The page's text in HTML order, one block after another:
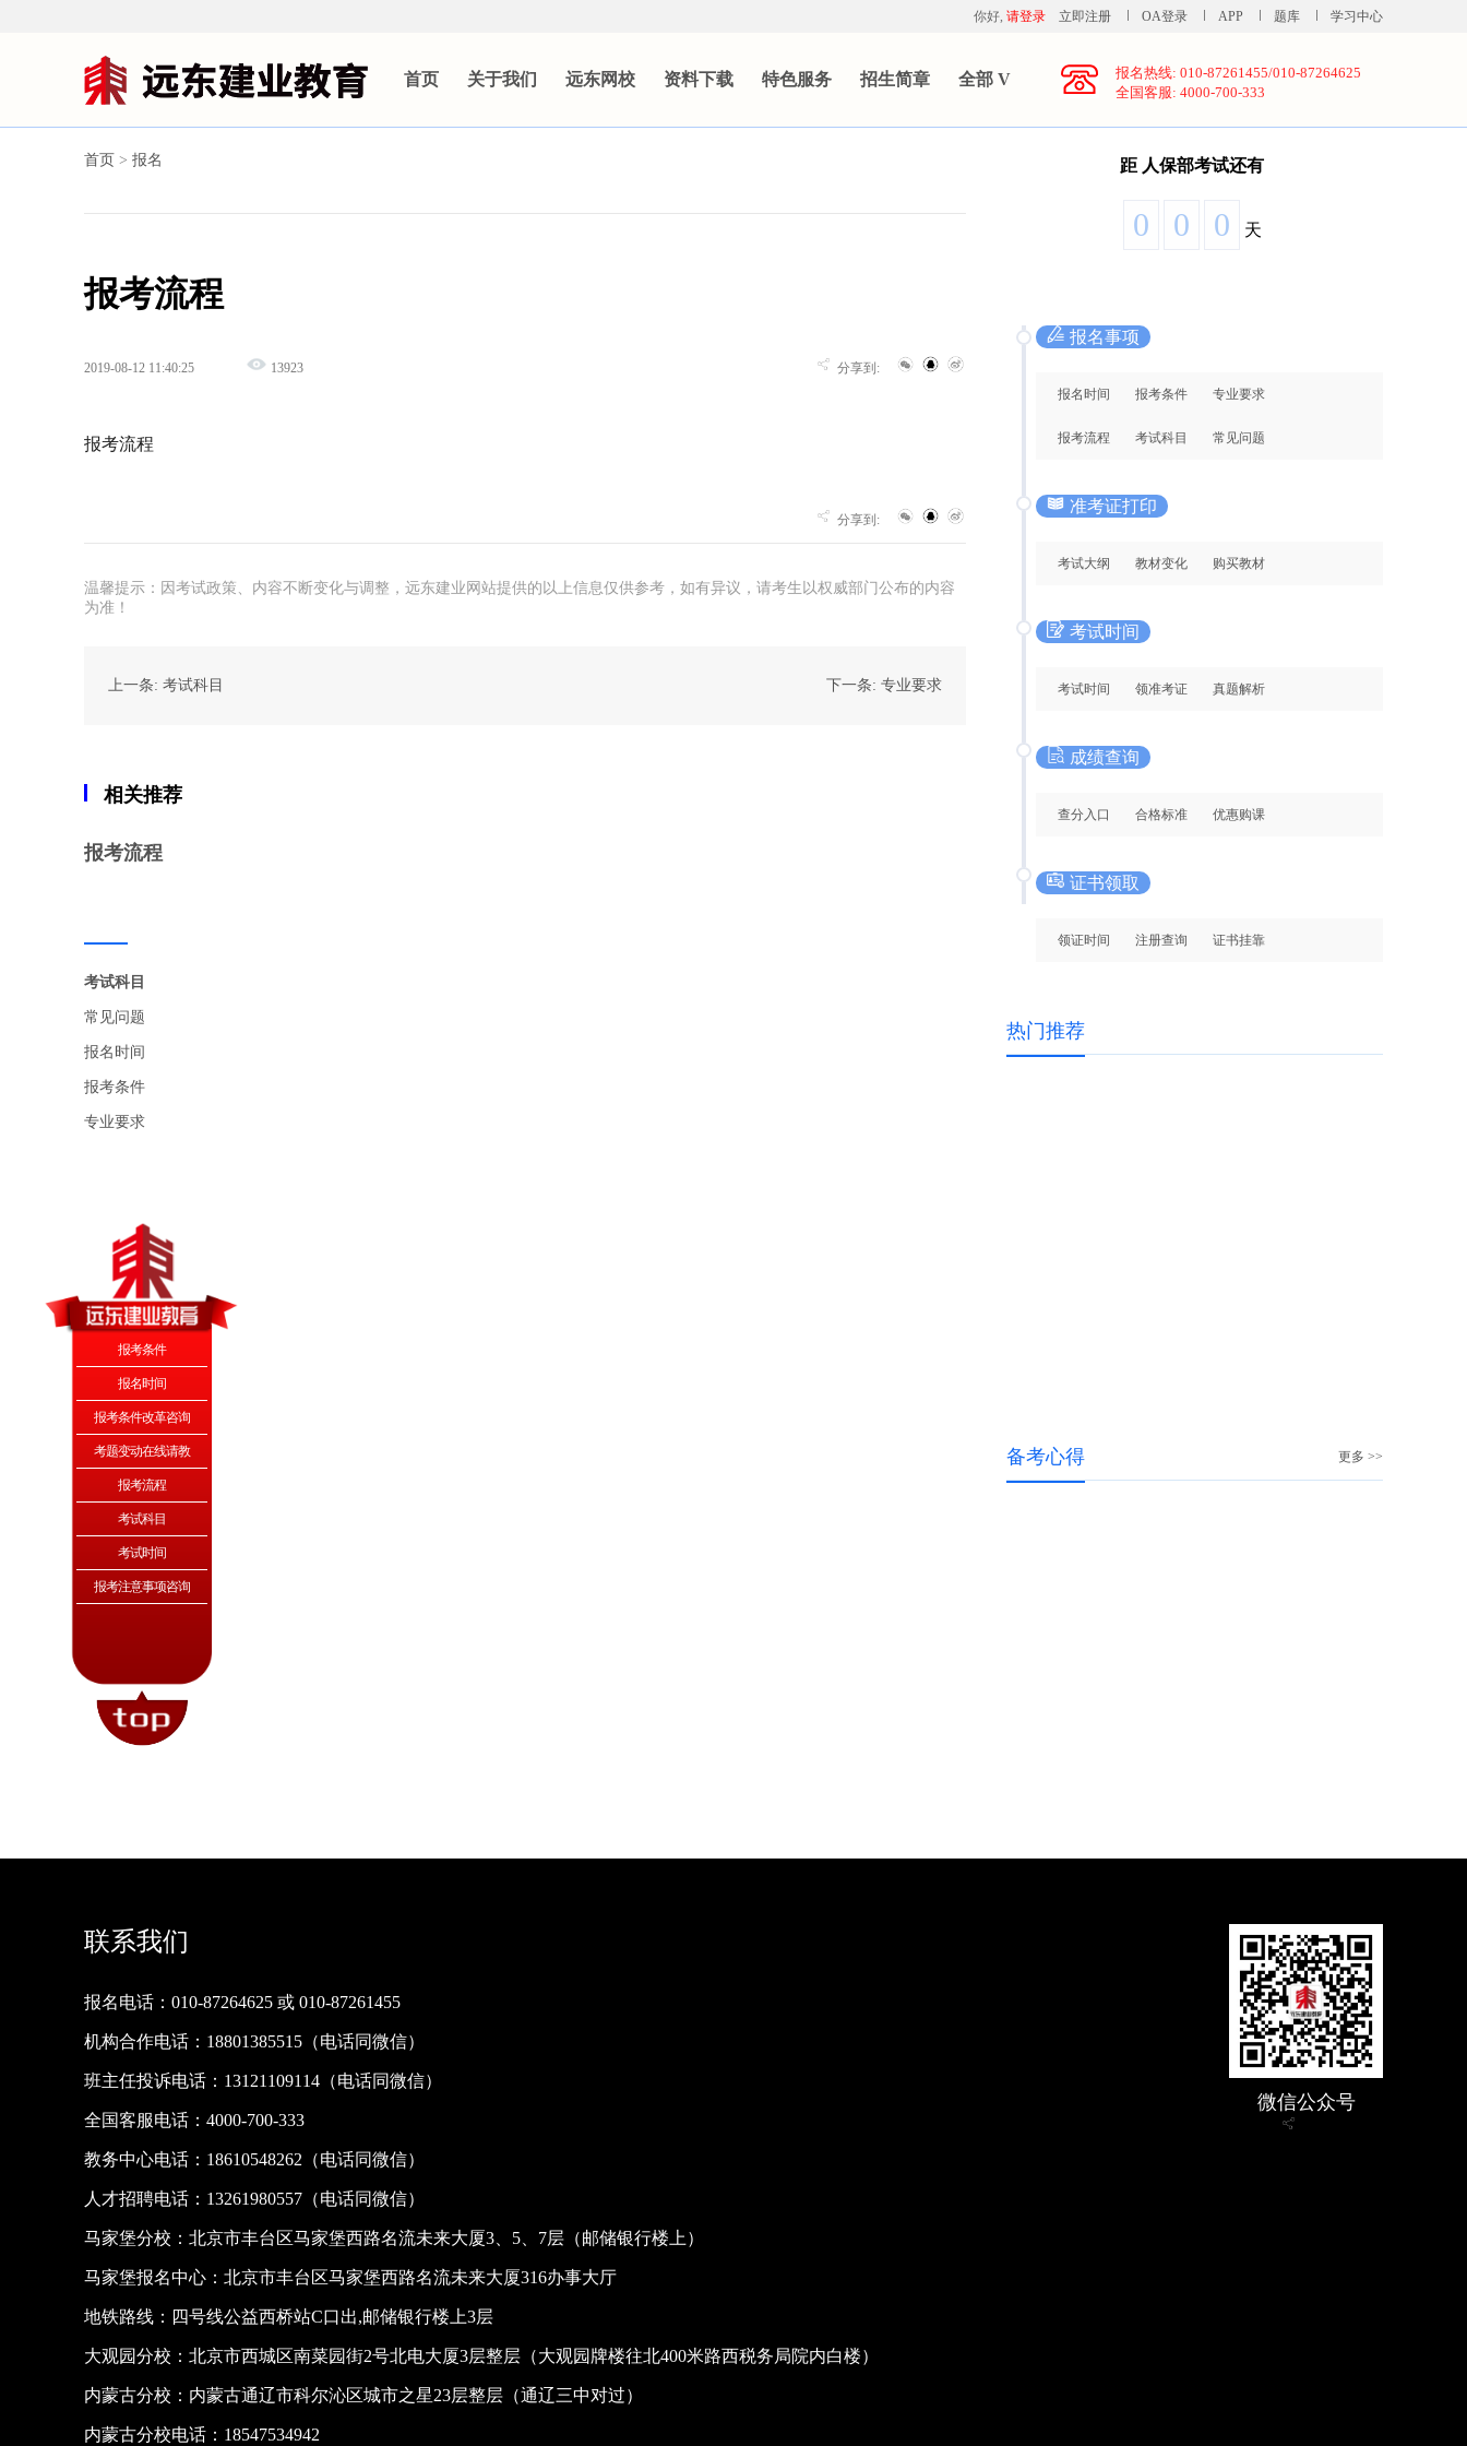
你好, 请登录 立即注册 OA登录 APP 题库 学习中心
首页 关于我们 远东网校 资料下载 特色服务 招生简章 全部 V
报名热线: 010-87261455/010-87264625
全国客服: 4000-700-333
首页 > 报名
报考流程
2019-08-12 11:40:25 13923 分享到:
报考流程
分享到:
温馨提示：因考试政策、内容不断变化与调整，远东建业网站提供的以上信息仅供参考，如有异议，请考生以权威部门公布的内容
为准！
上一条: 考试科目 下一条: 专业要求
相关推荐
报考流程
考试科目
常见问题
报名时间
报考条件
专业要求
距 人保部考试还有
0 0 0 天
报名事项
报名时间 报考条件 专业要求
报考流程 考试科目 常见问题
准考证打印
考试大纲 教材变化 购买教材
考试时间
考试时间 领准考证 真题解析
成绩查询
查分入口 合格标准 优惠购课
证书领取
领证时间 注册查询 证书挂靠
热门推荐
备考心得 更多 >>
联系我们
报名电话：010-87264625 或 010-87261455
机构合作电话：18801385515（电话同微信）
班主任投诉电话：13121109114（电话同微信）
全国客服电话：4000-700-333
教务中心电话：18610548262（电话同微信）
人才招聘电话：13261980557（电话同微信）
马家堡分校：北京市丰台区马家堡西路名流未来大厦3、5、7层（邮储银行楼上）
马家堡报名中心：北京市丰台区马家堡西路名流未来大厦316办事大厅
地铁路线：四号线公益西桥站C口出,邮储银行楼上3层
大观园分校：北京市西城区南菜园街2号北电大厦3层整层（大观园牌楼往北400米路西税务局院内白楼）
内蒙古分校：内蒙古通辽市科尔沁区城市之星23层整层（通辽三中对过）
内蒙古分校电话：18547534942
微信公众号
报考条件
报名时间
报考条件改革咨询
考题变动在线请教
报考流程
考试科目
考试时间
报考注意事项咨询